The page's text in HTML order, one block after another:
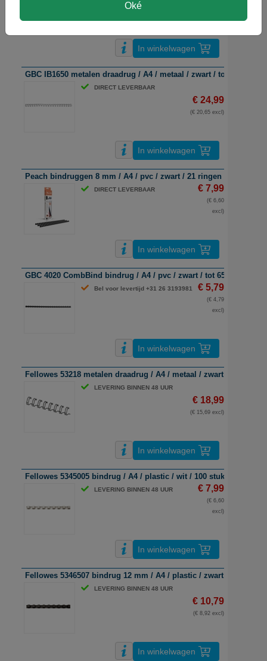
In winkelwagen
GBC IB1650 metalen draadrug / A4 / metaal / zwart / tot 55 vel /
DIRECT LEVERBAAR
€ 24,99
(€ 20,65 excl)
In winkelwagen
Peach bindruggen 8 mm / A4 / pvc / zwart / 21 ringen / tot 45 vel
DIRECT LEVERBAAR € 7,99
(€ 6,60
excl)
In winkelwagen
GBC 4020 CombBind bindrug / A4 / pvc / zwart / tot 65 vel / 25
Bel voor levertijd +31 26 3193981 € 5,79
(€ 4,79
excl)
In winkelwagen
Fellowes 53218 metalen draadrug / A4 / metaal / zwart / 100 stuks
LEVERING BINNEN 48 UUR
€ 18,99
(€ 15,69 excl)
In winkelwagen
Fellowes 5345005 bindrug / A4 / plastic / wit / 100 stuks
LEVERING BINNEN 48 UUR € 7,99
(€ 6,60
excl)
In winkelwagen
Fellowes 5346507 bindrug 12 mm / A4 / plastic / zwart / tot 90 vel
LEVERING BINNEN 48 UUR
€ 10,79
(€ 8,92 excl)
In winkelwagen
Oké